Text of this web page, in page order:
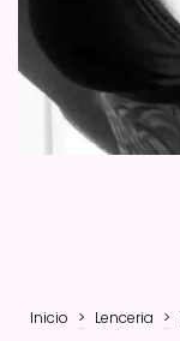
Inicio > Lenceria >